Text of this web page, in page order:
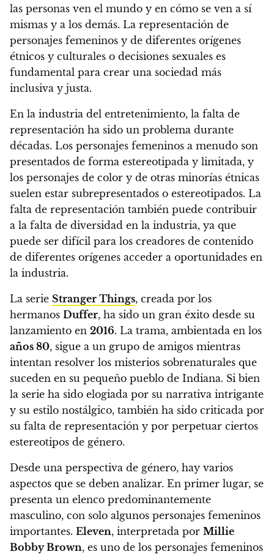
las personas ven el mundo y en cómo se ven a sí
mismas y a los demás. La representación de
personajes femeninos y de diferentes orígenes
étnicos y culturales o decisiones sexuales es
fundamental para crear una sociedad más
inclusiva y justa.
En la industria del entretenimiento, la falta de
representación ha sido un problema durante
décadas. Los personajes femeninos a menudo son
presentados de forma estereotipada y limitada, y
los personajes de color y de otras minorías étnicas
suelen estar subrepresentados o estereotipados. La
falta de representación también puede contribuir
a la falta de diversidad en la industria, ya que
puede ser difícil para los creadores de contenido
de diferentes orígenes acceder a oportunidades en
la industria.
La serie Stranger Things, creada por los
hermanos Duffer, ha sido un gran éxito desde su
lanzamiento en 2016. La trama, ambientada en los
años 80, sigue a un grupo de amigos mientras
intentan resolver los misterios sobrenaturales que
suceden en su pequeño pueblo de Indiana. Si bien
la serie ha sido elogiada por su narrativa intrigante
y su estilo nostálgico, también ha sido criticada por
su falta de representación y por perpetuar ciertos
estereotipos de género.
Desde una perspectiva de género, hay varios
aspectos que se deben analizar. En primer lugar, se
presenta un elenco predominantemente
masculino, con solo algunos personajes femeninos
importantes. Eleven, interpretada por Millie
Bobby Brown, es uno de los personajes femeninos